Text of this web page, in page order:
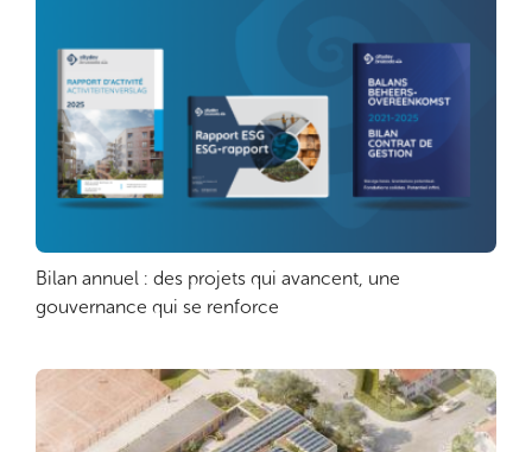
Lire plus
Bilan annuel : des projets qui avancent, une
gouvernance qui se renforce